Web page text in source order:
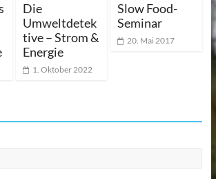
Die
Umweltdetek
tive – Strom &
Energie
1. Oktober 2022
Slow Food-
Seminar
20. Mai 2017